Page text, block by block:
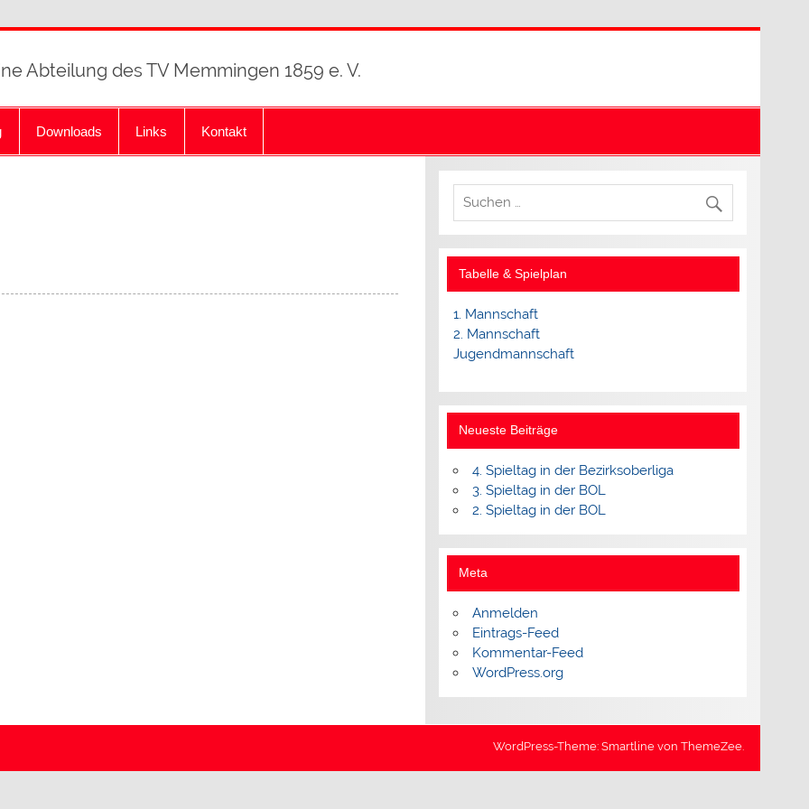
Abteilung des TV Memmingen 1859 e. V.
Downloads Links Kontakt
Tabelle & Spielplan
1. Mannschaft
2. Mannschaft
Jugendmannschaft
Neueste Beiträge
4. Spieltag in der Bezirksoberliga
3. Spieltag in der BOL
2. Spieltag in der BOL
Meta
Anmelden
Eintrags-Feed
Kommentar-Feed
WordPress.org
WordPress-Theme: Smartline von ThemeZee.